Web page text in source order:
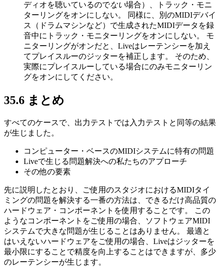
ディオを聴いているのでない場合）、トラック・モニ
ターリングをオンにしない。 同様に、別のMIDIデバイ
ス（ドラムマシンなど）で生成されたMIDIデータを録
音中にトラック・モニターリングをオンにしない。 モ
ニターリングがオンだと、Liveはレーテンシーを加え
てプレイスルーのジッターを補正します。 そのため、
実際にプレイスルーしている場合にのみモニターリン
グをオンにしてください。
35.6 まとめ
すべてのケースで、出力テストでは入力テストと同等の結果
が生じました。
コンピューター・ベースのMIDIシステムに特有の問題
Liveで生じる問題解決への私たちのアプローチ
その他の要素
先に説明したとおり、ご使用のスタジオにおけるMIDIタイ
ミングの問題を解決する一番の方法は、できるだけ高品質の
ハードウェア・コンポーネントを使用することです。 この
ようなコンポーネントをご使用の場合、ソフトウェアMIDI
システムで大きな問題が生じることはありません。 最適と
はいえないハードウェアをご使用の場合、Liveはジッターを
最小限にすることで精度を向上することはできますが、多少
のレーテンシーが生じます。